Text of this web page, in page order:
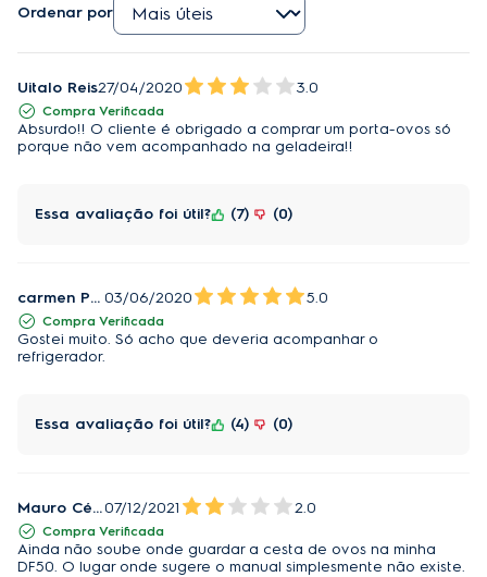
Ordenar por
Uitalo Reis27/04/2020 3.0
Compra Verificada
Absurdo!! O cliente é obrigado a comprar um porta-ovos só
porque não vem acompanhado na geladeira!!
Essa avaliação foi útil? 7 0
carmen Pozzer 03/06/2020 5.0
Compra Verificada
Gostei muito. Só acho que deveria acompanhar o
refrigerador.
Essa avaliação foi útil? 4 0
Mauro César07/12/2021 2.0
Compra Verificada
Ainda não soube onde guardar a cesta de ovos na minha
DF50. O lugar onde sugere o manual simplesmente não existe.